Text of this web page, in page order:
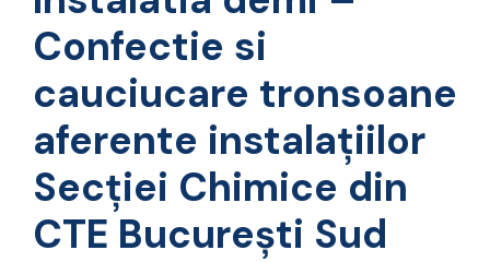
Confectie si
cauciucare tronsoane
aferente instalaţiilor
Secţiei Chimice din
CTE Bucureşti Sud